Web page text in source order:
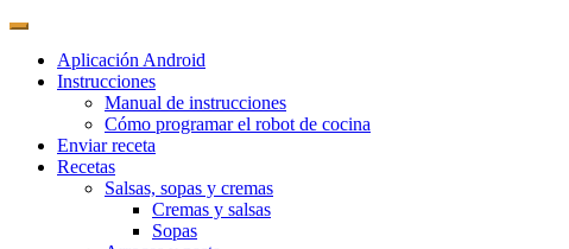
Aplicación Android
Instrucciones
Manual de instrucciones
Cómo programar el robot de cocina
Enviar receta
Recetas
Salsas, sopas y cremas
Cremas y salsas
Sopas